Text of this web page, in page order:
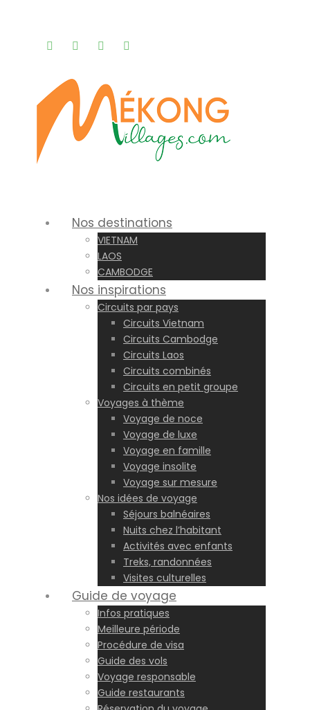
Nos destinations
VIETNAM
LAOS
CAMBODGE
Nos inspirations
Circuits par pays
Circuits Vietnam
Circuits Cambodge
Circuits Laos
Circuits combinés
Circuits en petit groupe
Voyages à thème
Voyage de noce
Voyage de luxe
Voyage en famille
Voyage insolite
Voyage sur mesure
Nos idées de voyage
Séjours balnéaires
Nuits chez l’habitant
Activités avec enfants
Treks, randonnées
Visites culturelles
Guide de voyage
Infos pratiques
Meilleure période
Procédure de visa
Guide des vols
Voyage responsable
Guide restaurants